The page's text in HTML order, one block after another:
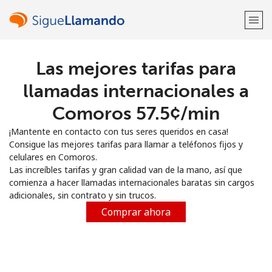
¡Bienvenido!
Regístrate con
o
Las mejores tarifas para
llamadas internacionales a
Comoros ⁦57.5¢⁩/min
¡Mantente en contacto con tus seres queridos en casa!
Consigue las mejores tarifas para llamar a teléfonos fijos y
celulares en Comoros.
Las increíbles tarifas y gran calidad van de la mano, así que
comienza a hacer llamadas internacionales baratas sin cargos
adicionales, sin contrato y sin trucos.
Comprar ahora